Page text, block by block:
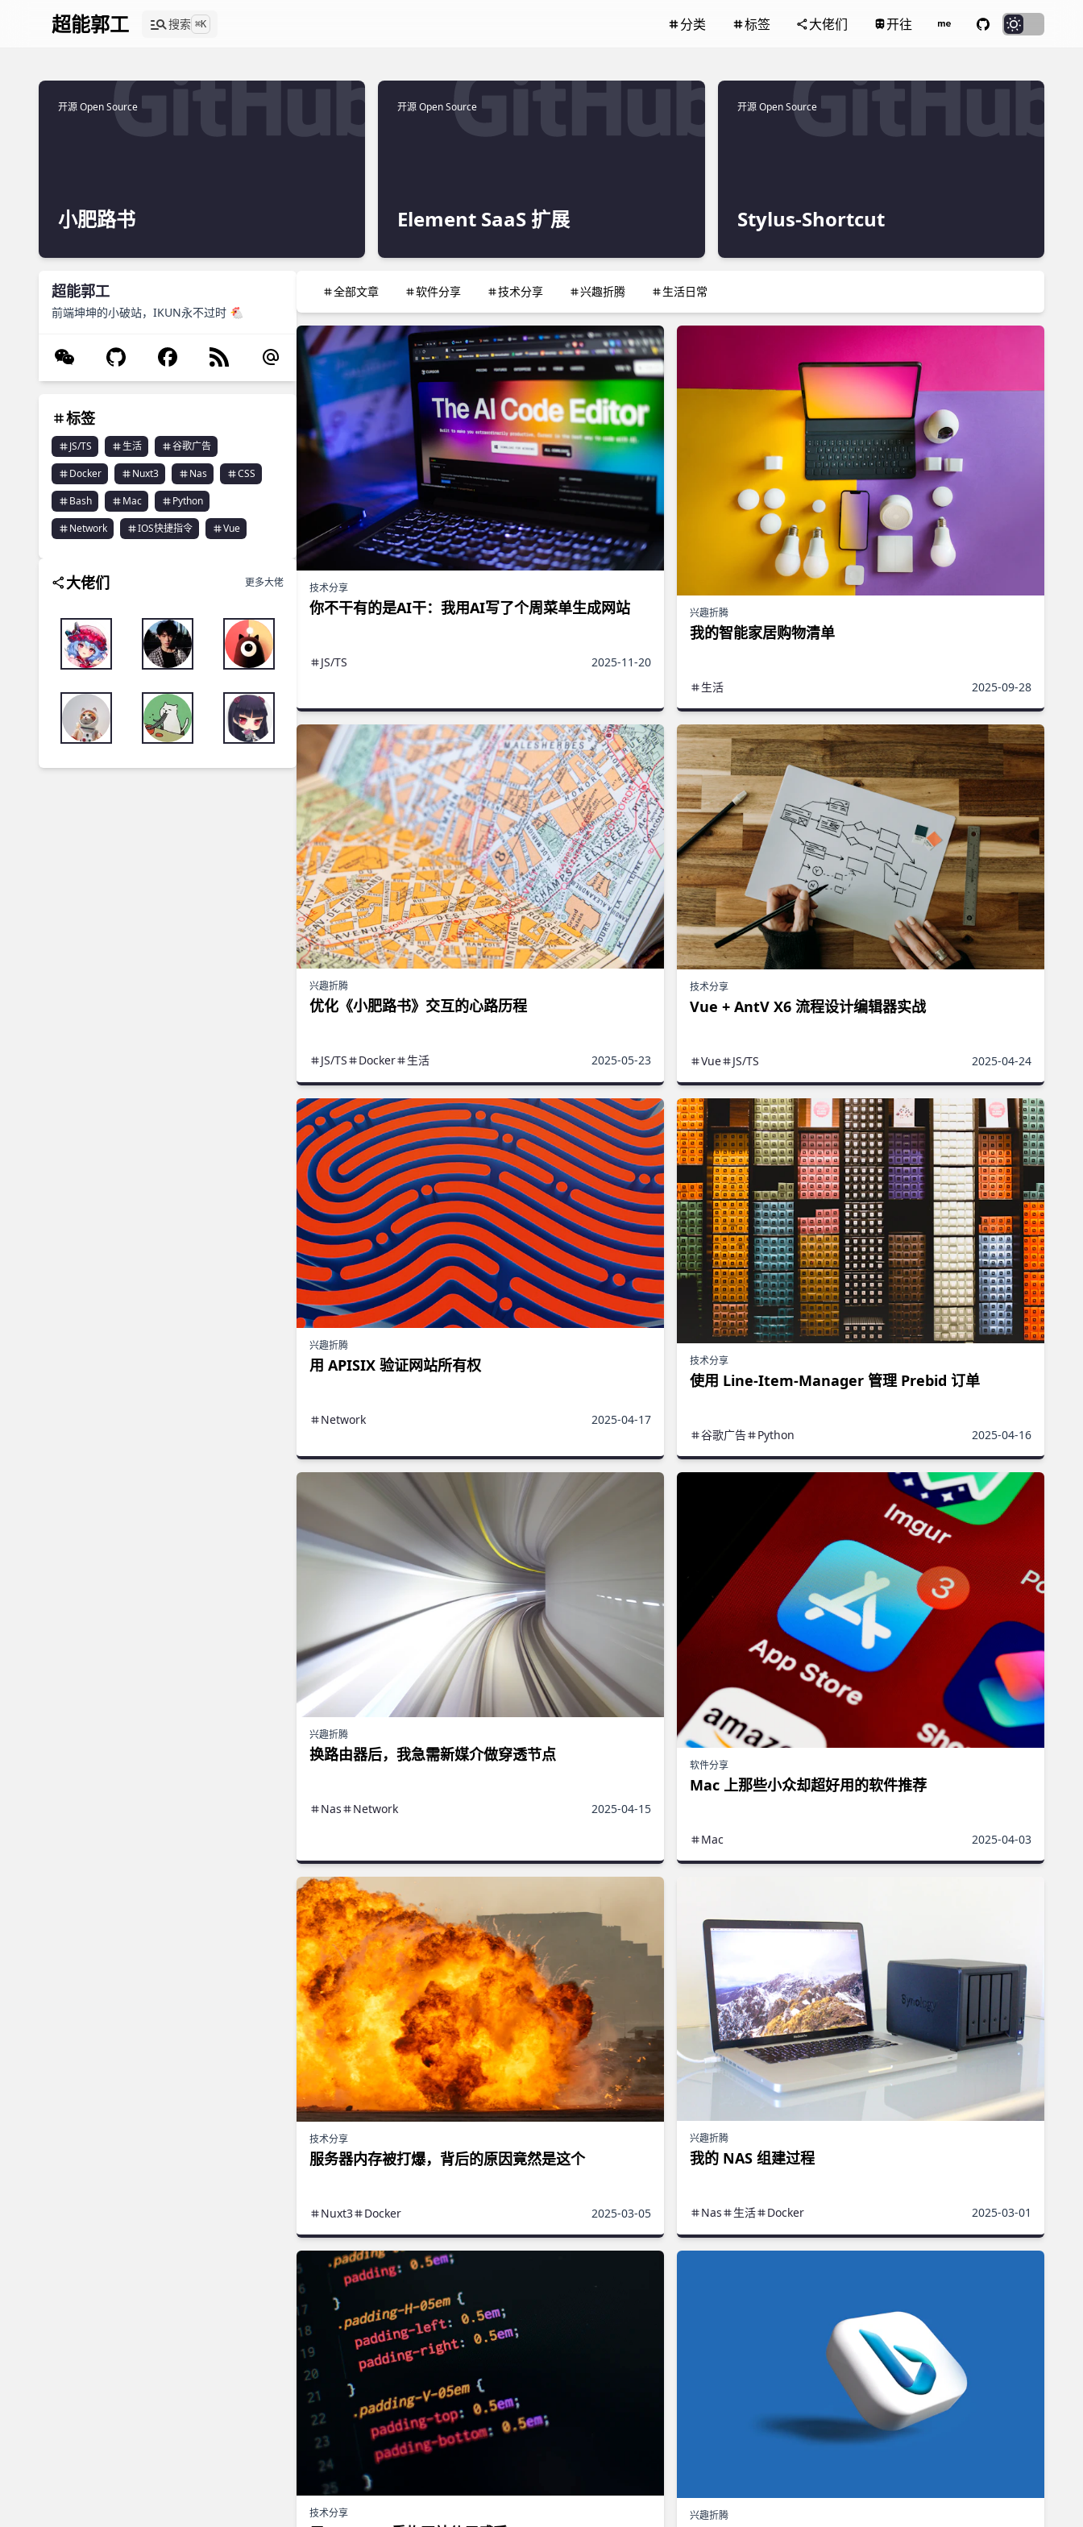
超能郭工 搜索 ⌘K 分类 标签 大佬们 开往
开源 Open Source
小肥路书
开源 Open Source
Element SaaS 扩展
开源 Open Source
Stylus-Shortcut
超能郭工
前端坤坤的小破站，IKUN永不过时 🐔
标签
JS/TS 生活
谷歌广告
Docker
Nuxt3 Nas
CSS
Bash
Mac
Python
Network
IOS快捷指令 Vue
大佬们 更多大佬
超能小紫 imxizhenのBlog
张洪Heo
Hang Oyiso's Blog女王控
全部文章 软件分享 技术分享 兴趣折腾 生活日常
技术分享
你不干有的是AI干：我用AI写了个周菜单生成网站
JS/TS 2025-11-20
兴趣折腾
我的智能家居购物清单
生活 2025-09-28
兴趣折腾
优化《小肥路书》交互的心路历程
JS/TS Docker 生活 2025-05-23
技术分享
Vue + AntV X6 流程设计编辑器实战
Vue JS/TS 2025-04-24
兴趣折腾
用 APISIX 验证网站所有权
Network 2025-04-17
技术分享
使用 Line-Item-Manager 管理 Prebid 订单
谷歌广告 Python 2025-04-16
兴趣折腾
换路由器后，我急需新媒介做穿透节点
Nas Network 2025-04-15
软件分享
Mac 上那些小众却超好用的软件推荐
Mac 2025-04-03
技术分享
服务器内存被打爆，背后的原因竟然是这个
Nuxt3 Docker 2025-03-05
兴趣折腾
我的 NAS 组建过程
Nas 生活 Docker 2025-03-01
技术分享 兴趣折腾